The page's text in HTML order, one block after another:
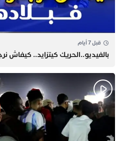
قبل 7 أيام
بالفيديو..الحريك كيتزايد.. كيفاش